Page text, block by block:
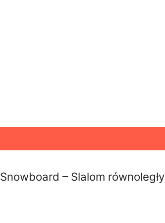
Snowboard – Slalom równoległy